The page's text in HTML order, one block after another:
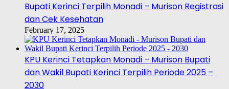
Bupati Kerinci Terpilih Monadi – Murison Registrasi
dan Cek Kesehatan
February 17, 2025
KPU Kerinci Tetapkan Monadi – Murison Bupati
dan Wakil Bupati Kerinci Terpilih Periode 2025 –
2030